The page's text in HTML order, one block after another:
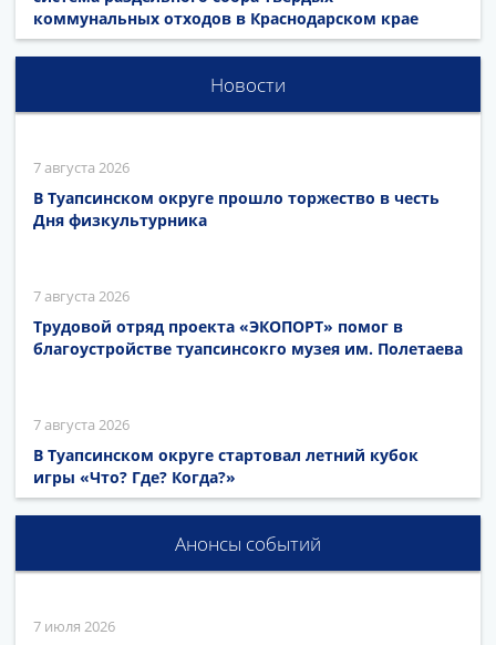
коммунальных отходов в Краснодарском крае
Новости
7 августа 2026
В Туапсинском округе прошло торжество в честь
Дня физкультурника
7 августа 2026
Трудовой отряд проекта «ЭКОПОРТ» помог в
благоустройстве туапсинсокго музея им. Полетаева
7 августа 2026
В Туапсинском округе стартовал летний кубок
игры «Что? Где? Когда?»
Анонсы событий
7 июля 2026